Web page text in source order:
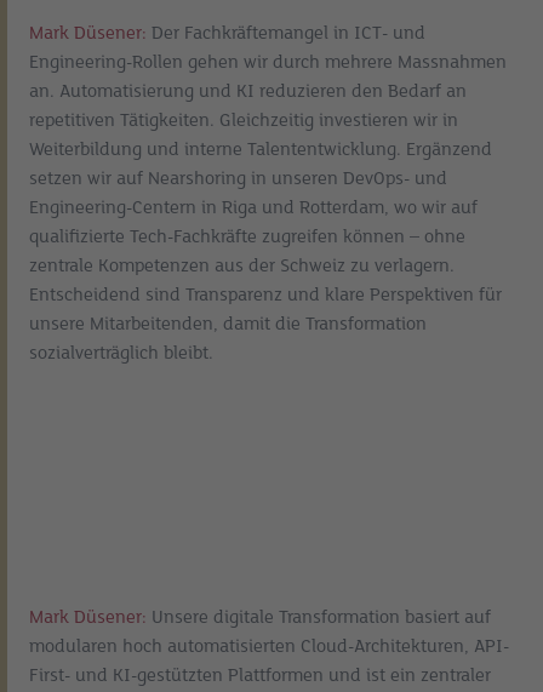
Mark Düsener: Der Fachkräftemangel in ICT- und
Engineering-Rollen gehen wir durch mehrere Massnahmen
an. Automatisierung und KI reduzieren den Bedarf an
repetitiven Tätigkeiten. Gleichzeitig investieren wir in
Weiterbildung und interne Talententwicklung. Ergänzend
setzen wir auf Nearshoring in unseren DevOps- und
Engineering-Centern in Riga und Rotterdam, wo wir auf
qualifizierte Tech-Fachkräfte zugreifen können – ohne
zentrale Kompetenzen aus der Schweiz zu verlagern.
Entscheidend sind Transparenz und klare Perspektiven für
unsere Mitarbeitenden, damit die Transformation
sozialverträglich bleibt.
Mark Düsener: Unsere digitale Transformation basiert auf
modularen hoch automatisierten Cloud-Architekturen, API-
First- und KI-gestützten Plattformen und ist ein zentraler